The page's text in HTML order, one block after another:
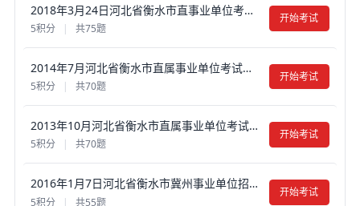
2018年3月24日河北省衡水市直事业单位考试《公共基础知识》真题试卷及答案【含解析】
5积分 | 共75题
开始考试
2014年7月河北省衡水市直属事业单位考试《公共基础知识》真题试卷及答案【含解析】
5积分 | 共70题
开始考试
2013年10月河北省衡水市直属事业单位考试《公共基础知识》真题试卷及答案【含解析】
5积分 共70题
开始考试
2016年1月7日河北省衡水市冀州事业单位招聘工作人员考试真题试卷及答案【含解析】（公共基础知识部分）
5积分 | 共55题
开始考试